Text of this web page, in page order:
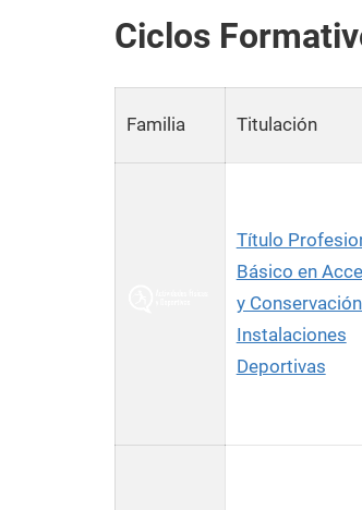
Ciclos
Familia Titulación
Título
Básico en
y
Instalaciones
Deportivas